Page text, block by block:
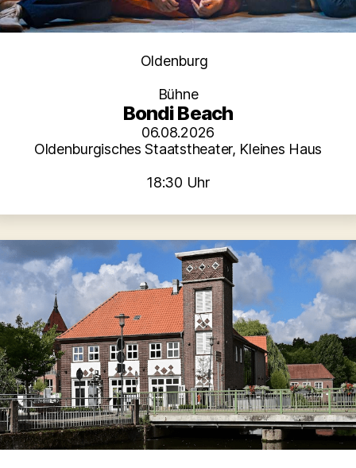
Kategorien
Oldenburg
Bühne
Bondi Beach
06.08.2026
Oldenburgisches Staatstheater, Kleines Haus
18:30 Uhr